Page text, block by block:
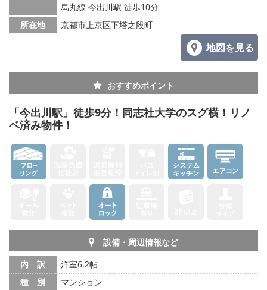
烏丸線 今出川駅 徒歩10分
所在地
京都市上京区下塔之段町
地図を見る
おすすめポイント
「今出川駅」徒歩9分！同志社大学のスグ横！リノ
ベ済み物件！
設備・周辺情報など
内 訳
洋室6.2帖
種 別
マンション